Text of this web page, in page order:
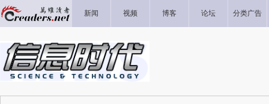
新闻 视频 博客 论坛 分类广告